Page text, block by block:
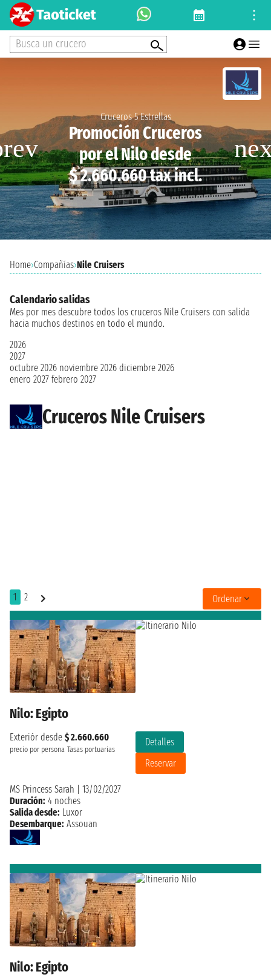
Busca un crucero
Cruceros 5 Estrellas
Promoción Cruceros
por el Nilo desde
$ 2.660.660 tax incl.
Home›Compañías›Nile Cruisers
Cruceros Nile Cruisers
1 2 Ordenar
Nilo: Egipto
Exteriór desde $ 2.660.660
precio por persona Tasas portuarias
Detalles
Reservar
MS Princess Sarah
13/02/2027
Duración: 4 noches
Salida desde: Luxor
Desembarque: Assouan
Nilo: Egipto
Calendario salidas
Mes por mes descubre todos los cruceros Nile Cruisers con salida
hacia muchos destinos en todo el mundo.
2026
2027
octubre 2026 noviembre 2026 diciembre 2026
enero 2027 febrero 2027